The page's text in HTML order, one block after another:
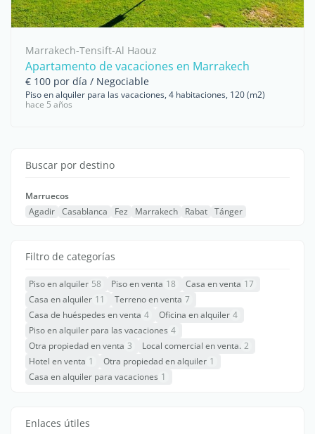
Marrakech-Tensift-Al Haouz
Apartamento de vacaciones en Marrakech
€ 100 por día / Negociable
Piso en alquiler para las vacaciones, 4 habitaciones, 120 (m2)
hace 5 años
Buscar por destino
Marruecos
Agadir Casablanca Fez Marrakech Rabat Tánger
Filtro de categorías
Piso en alquiler 58 Piso en venta 18 Casa en venta 17
Casa en alquiler 11 Terreno en venta 7
Casa de huéspedes en venta 4 Oficina en alquiler 4
Piso en alquiler para las vacaciones 4
Otra propiedad en venta 3 Local comercial en venta. 2
Hotel en venta 1 Otra propiedad en alquiler 1
Casa en alquiler para vacaciones 1
Enlaces útiles